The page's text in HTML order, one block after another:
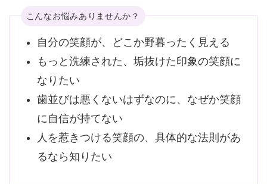
こんなお悩みありませんか？
自分の笑顔が、どこか野暮ったく見える
もっと洗練された、垢抜けた印象の笑顔に
なりたい
歯並びは悪くないはずなのに、なぜか笑顔
に自信が持てない
人を惹きつける笑顔の、具体的な法則があ
るなら知りたい